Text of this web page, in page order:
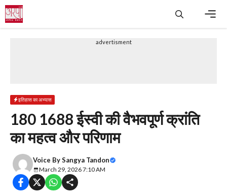
Skip
to
content
advertisment
इतिहास का अभ्यास
180 1688 ईस्वी की वैभवपूर्ण क्रांति
का महत्व और परिणाम
Voice BySangya Tandon
March 29, 2026 7:10 AM